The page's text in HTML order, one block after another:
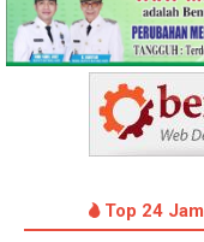
Top 24 Jam